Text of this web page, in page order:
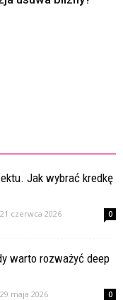
Jak wybrać kredkę
21 czerwca 2026 0
warto rozważyć deep
29 maja 2026 0